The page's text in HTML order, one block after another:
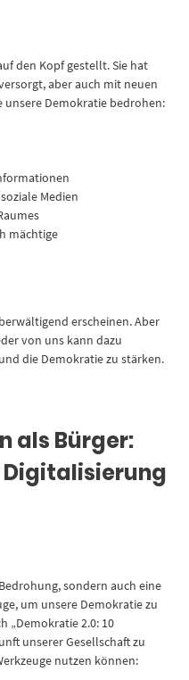
den Kopf gestellt. Sie hat
aber auch mit neuen
Demokratie bedrohen:
Medien
mächtige
erscheinen. Aber
von uns kann dazu
die Demokratie zu stärken.
als Bürger:
sondern auch eine
um unsere Demokratie zu
„Demokratie 2.0: 10
unserer Gesellschaft zu
nutzen können: